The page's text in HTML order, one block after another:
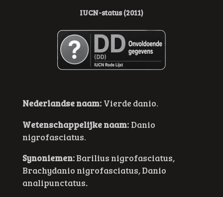
IUCN-status (2011)
Nederlandse naam:Vierde danio.
Wetenschappelijke naam: Danio
nigrofasciatus.
Synoniemen:Barilius nigrofasciatus,
Brachydanio nigrofasciatus,Danio
analipunctatus.